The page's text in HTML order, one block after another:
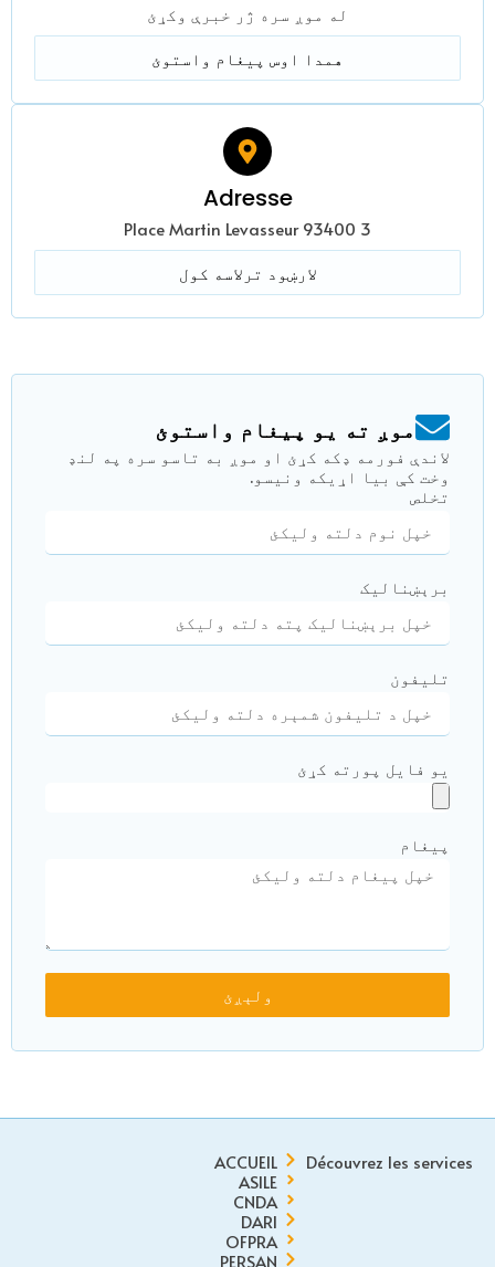
له موږ سره ژر خبرې وکړئ
همدا اوس پیغام واستوئ
Adresse
3 Place Martin Levasseur 93400
لارښود ترلاسه کول
موږ ته یو پیغام واستوئ
لاندې فورمه ډکه کړئ او موږ به تاسو سره په لنډ
وخت کې بیا اړیکه ونیسو.
تخلص
برېښنالیک
تلیفون
یو فایل پورته کړئ
پیغام
ولېږئ
Découvrez les services
ACCUEIL
ASILE
CNDA
DARI
OFPRA
PERSAN